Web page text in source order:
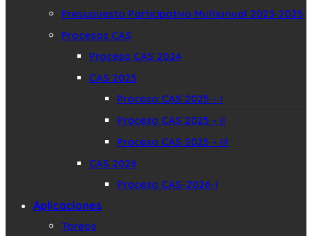
Presupuesto Participativo Multianual 2023-2025
Procesos CAS
Proceso CAS 2024
CAS 2025
Proceso CAS 2025 – I
Proceso CAS 2025 – II
Proceso CAS 2025 – III
CAS 2026
Proceso CAS-2026-I
Aplicaciones
Tareos